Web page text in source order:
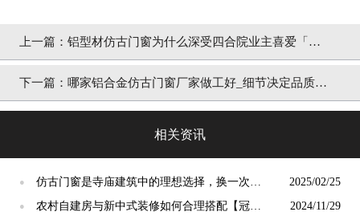
上一篇： 铝型材仿古门窗为什么深受四合院业主喜爱「冠
墅阳光」
下一篇： 哪家铝合金仿古门窗厂家做工好_细节决定品质
相关资讯
●
仿古门窗是寺庙建筑中的理想选择，换一次用
终生【冠墅阳光】
2025/02/25
●
农村自建房与新中式装修如何合理搭配【冠墅
2024/11/29